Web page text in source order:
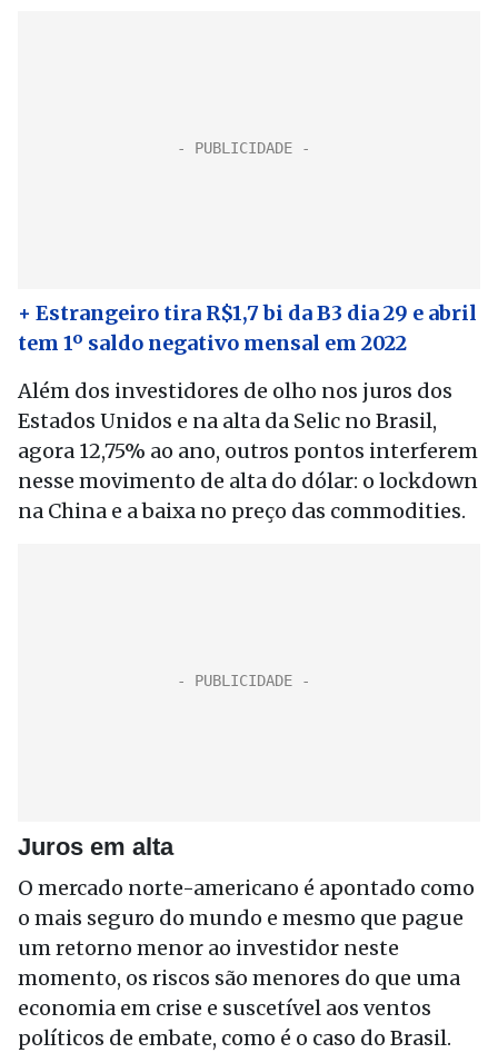
+ Estrangeiro tira R$1,7 bi da B3 dia 29 e abril
tem 1º saldo negativo mensal em 2022
Além dos investidores de olho nos juros dos
Estados Unidos e na alta da Selic no Brasil,
agora 12,75% ao ano, outros pontos interferem
nesse movimento de alta do dólar: o lockdown
na China e a baixa no preço das commodities.
Juros em alta
O mercado norte-americano é apontado como
o mais seguro do mundo e mesmo que pague
um retorno menor ao investidor neste
momento, os riscos são menores do que uma
economia em crise e suscetível aos ventos
políticos de embate, como é o caso do Brasil.